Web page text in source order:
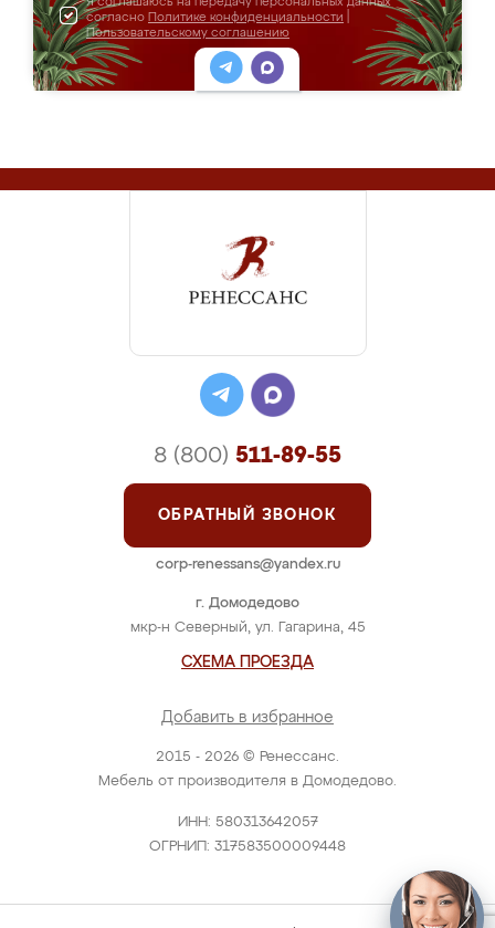
согласно Политике конфиденциальности
Пользовательскому соглашению
2015 - 2026 © Ренессанс.
Мебель от производителя в Домодедово.
ИНН: 580313642057
ОГРНИП: 317583500009448
г. Домодедово
мкр-н Северный, ул. Гагарина, 45
СХЕМА ПРОЕЗДА
Добавить в избранное
8 (800) 511-89-55
ОБРАТНЫЙ ЗВОНОК
corp-renessans@yandex.ru